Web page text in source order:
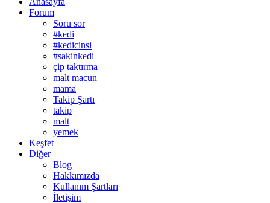
Forum
Soru sor
#kedi
#kedicinsi
#sakinkedi
çip taktırma
malt macun
mama
Takip Şartı
takip
malt
yemek
Keşfet
Diğer
Blog
Hakkımızda
Kullanım Şartları
İletişim